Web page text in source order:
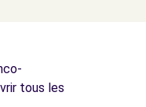
tous les